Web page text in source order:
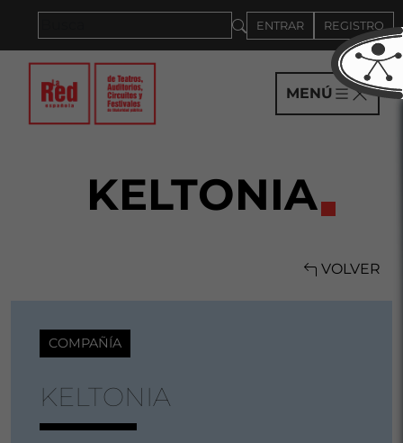
ENTRAR REGISTRO
MENÚ
KELTONIA
VOLVER
COMPAÑÍA
KELTONIA